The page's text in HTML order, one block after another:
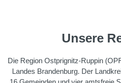
Unsere
Die Region Ostprignitz-Ruppin
Landes Brandenburg. Der